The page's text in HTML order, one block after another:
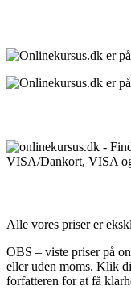
Alle vores priser er
OBS – viste priser på
eller uden moms. Klik
forfatteren for at få